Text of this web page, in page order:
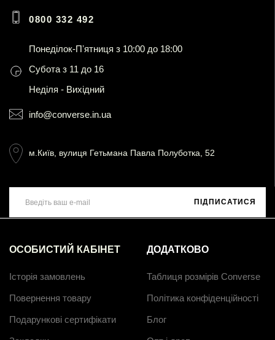
0800 332 492
Понеділок-Пʼятниця з 10:00 до 18:00
Субота з 11 до 16
Неділя - Вихідний
info@converse.in.ua
м.Київ, вулиця Гетьмана Павла Полуботка, 52
ПІДПИСАТИСЯ
ОСОБИСТИЙ КАБІНЕТ
Історія замовлень
Повернення товару
Подарункові сертифікати
ДОДАТКОВО
Таблиця розмірів Converse
Політика конфіденційності
Блог